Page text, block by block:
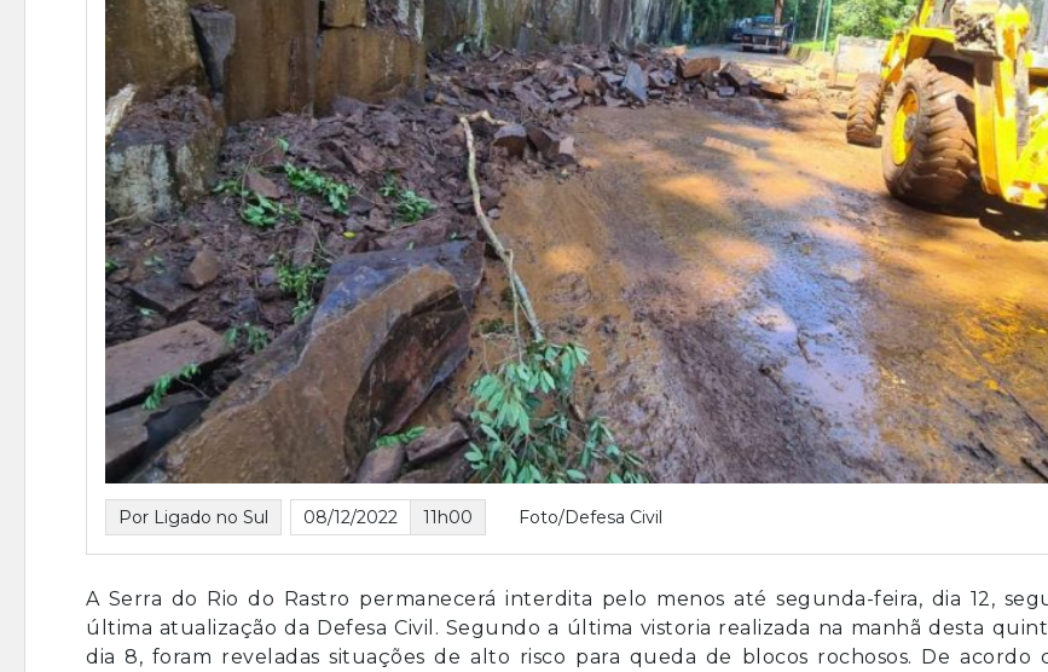
Por Ligado no Sul 08/12/2022 11h00 Foto/Defesa Civil
A Serra do Rio do Rastro permanecerá interdita pelo menos até segunda-feira, dia 12,
última atualização da Defesa Civil. Segundo a última vistoria realizada na manhã desta
dia 8, foram reveladas situações de alto risco para queda de blocos rochosos. De acordo